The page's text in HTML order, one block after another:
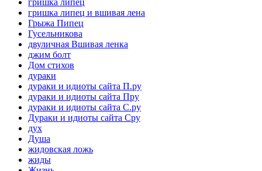
гришка липец и вшивая лена
Грыжа Пипец
Гусельникова
двуличная Вшивая ленка
джим болт
Дом стихов
дураки
дураки и идиоты сайта П.ру
дураки и идиоты сайта Пру
дураки и идиоты сайта С.ру
Дураки и идиоты сайта Сру
дух
Душа
жидовская ложь
жиды